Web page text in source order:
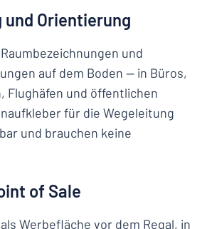
Orientierung
und
auf dem Boden — in Büros,
Flughäfen und öffentlichen
für die Wegeleitung
und brauchen keine
of Sale
Werbefläche vor dem Regal, in